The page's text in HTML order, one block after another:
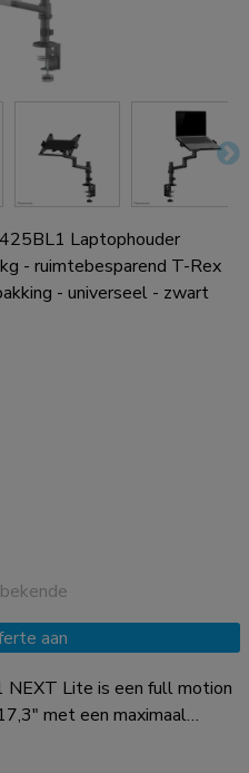
Laptophouder
- ruimtebesparend T-Rex
- universeel - zwart
aan
Lite is een full motion
met een maximaal
de veelzijdige kantel-